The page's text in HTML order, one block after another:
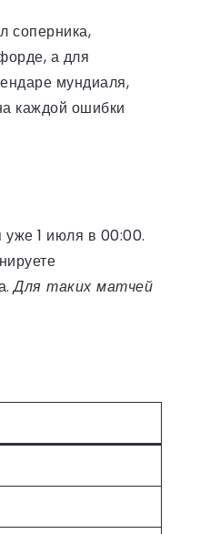
соперника,
а для
мундиаля,
каждой ошибки
уже 1 июля в 00:00.
Для таких матчей